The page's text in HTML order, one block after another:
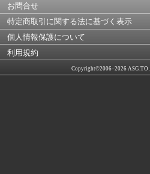
お問合せ
特定商取引に関する法に基づく表示
個人情報保護について
利用規約
Copyright©2006–2026 ASG.TO